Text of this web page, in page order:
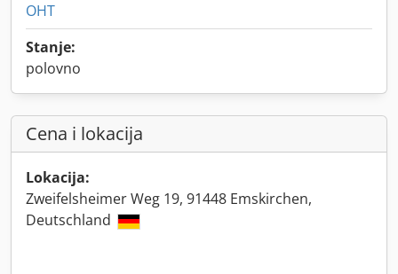
OHT
Stanje:
polovno
Cena i lokacija
Lokacija:
Zweifelsheimer Weg 19, 91448 Emskirchen,
Deutschland